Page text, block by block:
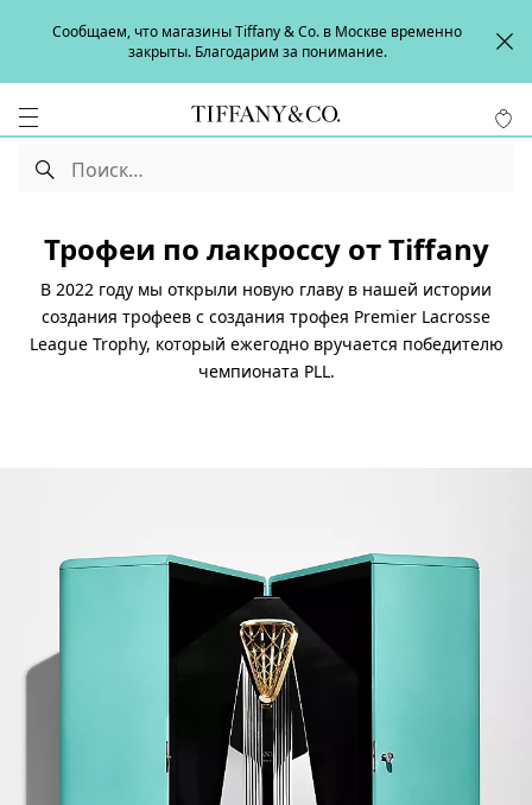
Сообщаем, что магазины Tiffany & Co. в Москве временно
закрыты. Благодарим за понимание.
Трофеи по лакроссу от Tiffany
В 2022 году мы открыли новую главу в нашей истории
создания трофеев с создания трофея Premier Lacrosse
League Trophy, который ежегодно вручается победителю
чемпионата PLL.